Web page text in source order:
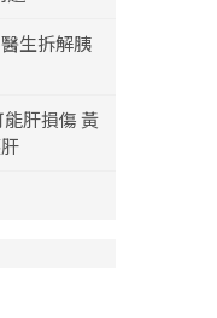
生拆解胰
肝損傷 黃